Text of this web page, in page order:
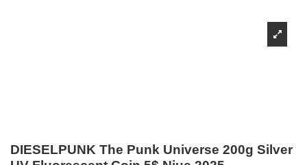
DIESELPUNK The Punk Universe 200g Silver